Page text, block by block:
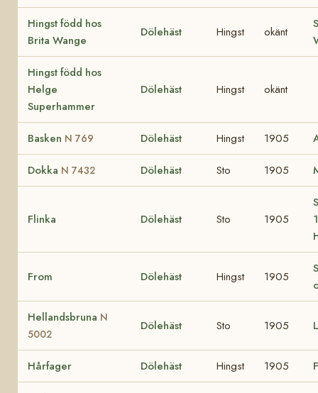
Hingst född hos
Brita Wange
Dölehäst Hingst okänt
Hingst född hos
Helge
Superhammer
Dölehäst Hingst okänt
Basken N 769 Dölehäst Hingst 1905
Dokka N 7432 Dölehäst Sto 1905
Flinka Dölehäst Sto 1905
From Dölehäst Hingst 1905
Hellandsbruna N
5002
Dölehäst Sto 1905
Hårfager Dölehäst Hingst 1905